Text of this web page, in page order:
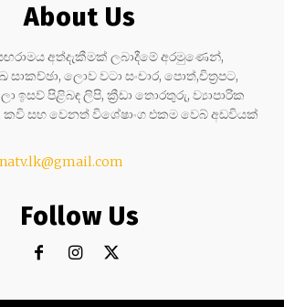
About Us
අත්දැකීමක් ලබාදීමේ අරමුණෙන්,
ලොව වටා සංචාර, පොත්,චිත්‍රපට,
ඉසව් පිළිබඳ ලිපි, ක්‍රීඩා තොරතුරු, ව්‍යාපාරික
සහ වෙනත් විශේෂාංග එකම වෙබ් අඩවියක්
Follow Us